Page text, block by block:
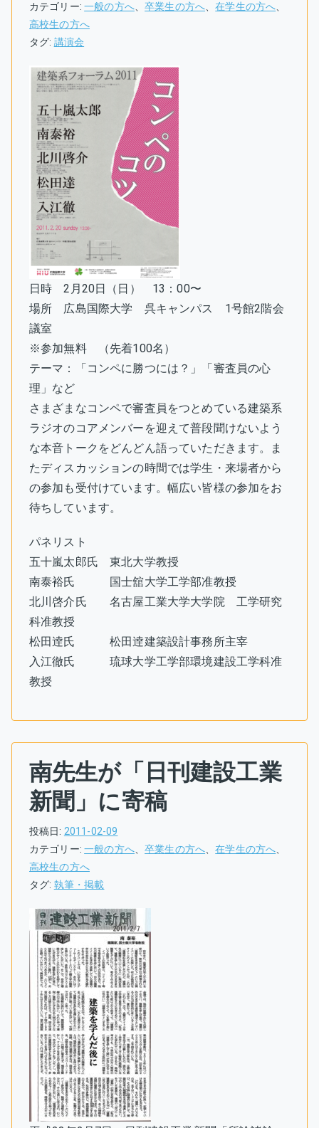
カテゴリー:一般の方へ、卒業生の方へ、在学生の方へ、
高校生の方へ
タグ: 講演会
日時 2月20日（日） 13：00〜
場所 広島国際大学 呉キャンパス 1号館2階会
議室
※参加無料 （先着100名）
テーマ：「コンペに勝つには？」「審査員の心
理」など
さまざまなコンペで審査員をつとめている建築系
ラジオのコアメンバーを迎えて普段聞けないよう
な本音トークをどんどん語っていただきます。ま
たディスカッションの時間では学生・来場者から
の参加も受付けています。幅広い皆様の参加をお
待ちしています。
パネリスト
五十嵐太郎氏 東北大学教授
南泰裕氏 国士舘大学工学部准教授
北川啓介氏 名古屋工業大学大学院 工学研究
科准教授
松田逹氏 松田逹建築設計事務所主宰
入江徹氏 琉球大学工学部環境建設工学科准
教授
南先生が「日刊建設工業
新聞」に寄稿
投稿日: 2011-02-09
カテゴリー:一般の方へ、卒業生の方へ、在学生の方へ、
高校生の方へ
タグ: 執筆・掲載